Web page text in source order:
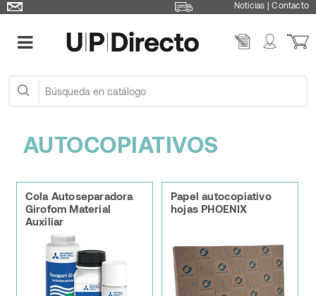
Noticias |Contacto
AUTOCOPIATIVOS
Cola Autoseparadora
Girofom Material
Auxiliar
Papel autocopiativo
hojas PHOENIX